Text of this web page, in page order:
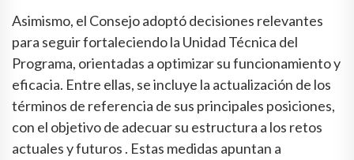
Asimismo, el Consejo adoptó decisiones relevantes
para seguir fortaleciendo la Unidad Técnica del
Programa, orientadas a optimizar su funcionamiento y
eficacia. Entre ellas, se incluye la actualización de los
términos de referencia de sus principales posiciones,
con el objetivo de adecuar su estructura a los retos
actuales y futuros . Estas medidas apuntan a